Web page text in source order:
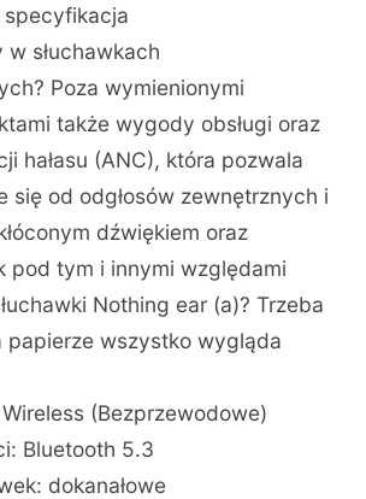
specyfikacja
słuchawkach
Poza wymienionymi
także wygody obsługi oraz
hałasu (ANC), która pozwala
się od odgłosów zewnętrznych i
dźwiękiem oraz
pod tym i innymi względami
Nothing ear (a)? Trzeba
papierze wszystko wygląda
(Bezprzewodowe)
Bluetooth 5.3
dokanałowe